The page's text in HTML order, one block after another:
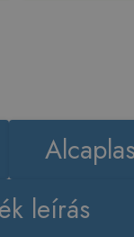
leírás